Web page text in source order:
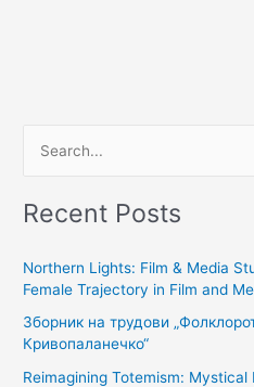
a
c
f
Recent Posts
Northern Lights: Film & Media
Female Trajectory in Film and
Зборник на трудови
Кривопаланечко“
Reimagining Totemism: